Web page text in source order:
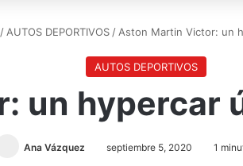
/ AUTOS DEPORTIVOS / Aston Martin Victor: un
AUTOS DEPORTIVOS
un hypercar
Ana Vázquez septiembre 5, 2020 1